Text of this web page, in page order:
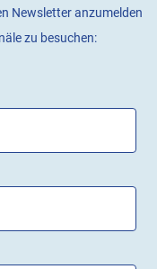
Newsletter anzumelden
zu besuchen: